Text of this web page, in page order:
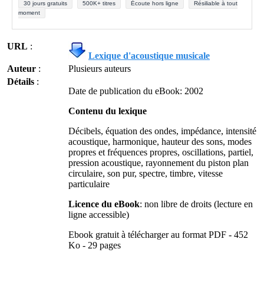
30 jours gratuits 500K+ titres Écoute hors ligne
Résiliable à tout
moment
URL :
Lexique d'acoustique musicale
Auteur :
Plusieurs auteurs
Détails :
Date de publication du eBook: 2002
Contenu du lexique
Décibels, équation des ondes, impédance, intensité
acoustique, harmonique, hauteur des sons, modes
propres et fréquences propres, oscillations, partiel,
pression acoustique, rayonnement du piston plan
circulaire, son pur, spectre, timbre, vitesse
particulaire
Licence du eBook: non libre de droits (lecture en
ligne accessible)
Ebook gratuit à télécharger au format PDF - 452
Ko - 29 pages